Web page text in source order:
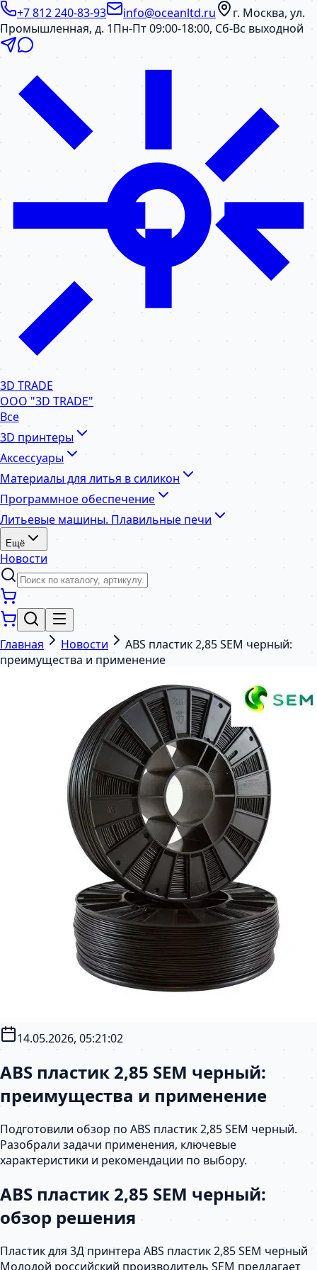
+7 812 240-83-93 info@oceanltd.ru
г. Москва, ул.
Промышленная, д. 1Пн-Пт 09:00-18:00, Сб-Вс выходной
3D TRADE
ООО "3D TRADE"
Все
3D принтеры
Аксессуары
Материалы для литья в силикон
Программное обеспечение
Литьевые машины. Плавильные печи
Ещё
Новости
Главная Новости
ABS пластик 2,85 SEM черный:
преимущества и применение
14.05.2026, 05:21:02
ABS пластик 2,85 SEM черный:
преимущества и применение
Подготовили обзор по ABS пластик 2,85 SEM черный.
Разобрали задачи применения, ключевые
характеристики и рекомендации по выбору.
ABS пластик 2,85 SEM черный:
обзор решения
Пластик для 3Д принтера ABS пластик 2,85 SEM черный
Молодой российский производитель SEM предлагает